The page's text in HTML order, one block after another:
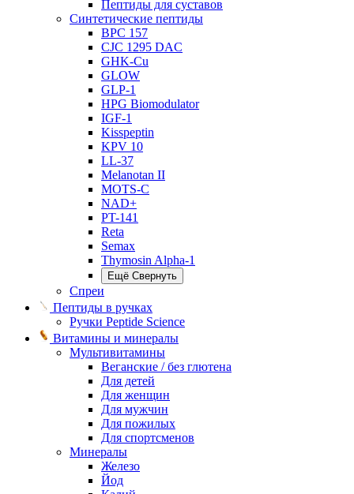
Пептиды для суставов
Синтетические пептиды
BPC 157
CJC 1295 DAC
GHK-Cu
GLOW
GLP-1
HPG Biomodulator
IGF-1
Kisspeptin
KPV 10
LL-37
Melanotan II
MOTS-C
NAD+
PT-141
Reta
Semax
Thymosin Alpha-1
Ещё Свернуть
Спреи
Пептиды в ручках
Ручки Peptide Science
Витамины и минералы
Мультивитамины
Веганские / без глютена
Для детей
Для женщин
Для мужчин
Для пожилых
Для спортсменов
Минералы
Железо
Йод